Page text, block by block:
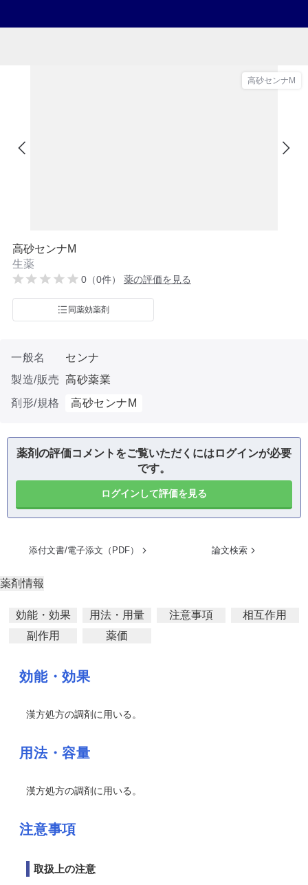
高砂センナM
高砂センナM
生薬
0（0件） 薬の評価を見る
同薬効薬剤
一般名
センナ
製造/販売 高砂薬業
剤形/規格
高砂センナM
薬剤の評価コメントをご覧いただくにはログインが必要
です。
ログインして評価を見る
添付文書/電子添文（PDF） 論文検索
薬剤情報
効能・効果 用法・用量 注意事項
相互作用
副作用
薬価
効能・効果
漢方処方の調剤に用いる。
用法・容量
漢方処方の調剤に用いる。
注意事項
取扱上の注意